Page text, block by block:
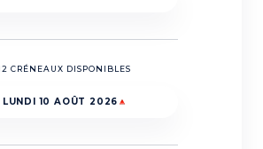
CRÉNEAUX DISPONIBLES
LUNDI 10 AOÛT 2026